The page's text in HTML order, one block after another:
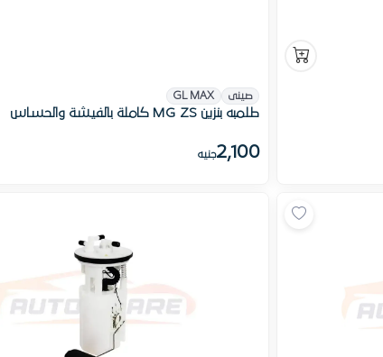
صينى GL MAX
طلمبه بنزين MG ZS كاملة بالفيشة والحساس
2,100جنيه